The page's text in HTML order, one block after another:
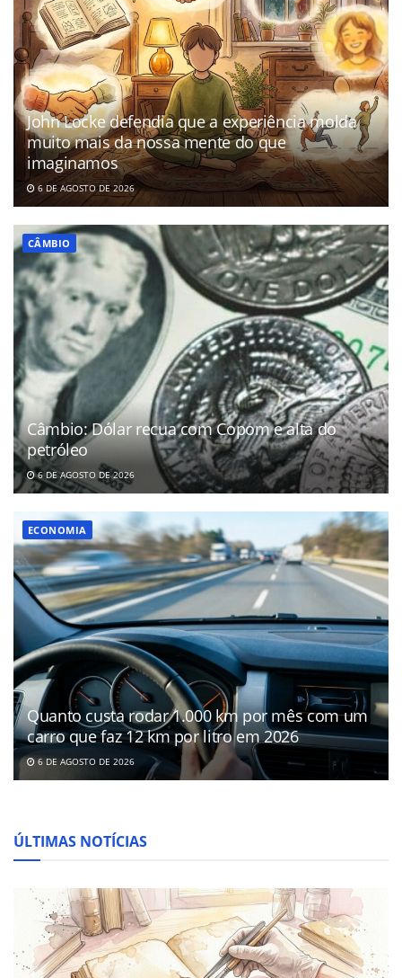
John Locke defendia que a experiência molda
muito mais da nossa mente do que
imaginamos
6 DE AGOSTO DE 2026
CÂMBIO
Câmbio: Dólar recua com Copom e alta do
petróleo
6 DE AGOSTO DE 2026
ECONOMIA
Quanto custa rodar 1.000 km por mês com um
carro que faz 12 km por litro em 2026
6 DE AGOSTO DE 2026
ÚLTIMAS NOTÍCIAS